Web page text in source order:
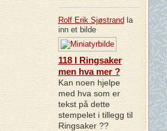
Rolf Erik Sjøstrand la
inn et bilde
118 I Ringsaker
men hva mer ?
Kan noen hjelpe
med hva som er
tekst på dette
stempelet i tillegg til
Ringsaker ??